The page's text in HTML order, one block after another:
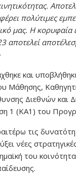
πολύτιμες
μας. Η
και
Μάθησης,
Διεθνών
1 (ΚΑ1) του
τις
νέες
του